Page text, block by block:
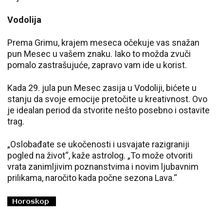
Vodolija
Prema Grimu, krajem meseca očekuje vas snažan
pun Mesec u vašem znaku. Iako to možda zvuči
pomalo zastrašujuće, zapravo vam ide u korist.
Kada 29. jula pun Mesec zasija u Vodoliji, bićete u
stanju da svoje emocije pretočite u kreativnost. Ovo
je idealan period da stvorite nešto posebno i ostavite
trag.
„Oslobađate se ukočenosti i usvajate razigraniji
pogled na život“, kaže astrolog. „To može otvoriti
vrata zanimljivim poznanstvima i novim ljubavnim
prilikama, naročito kada počne sezona Lava.“